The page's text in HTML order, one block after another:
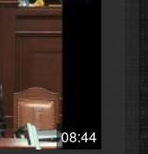
08:44